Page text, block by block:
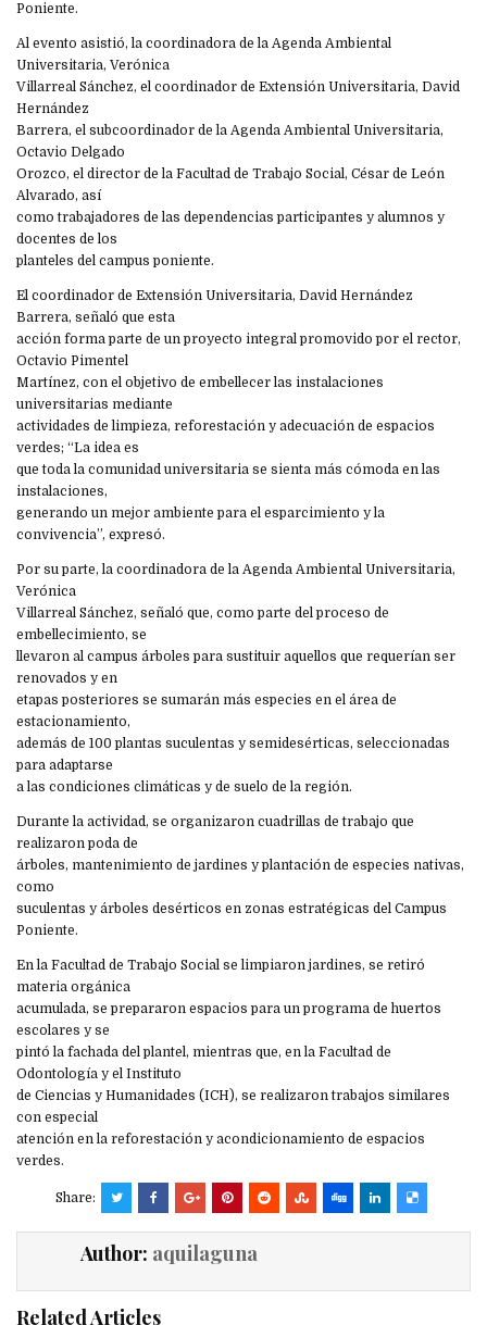
Poniente.
Al evento asistió, la coordinadora de la Agenda Ambiental
Universitaria, Verónica
Villarreal Sánchez, el coordinador de Extensión Universitaria, David
Hernández
Barrera, el subcoordinador de la Agenda Ambiental Universitaria,
Octavio Delgado
Orozco, el director de la Facultad de Trabajo Social, César de León
Alvarado, así
como trabajadores de las dependencias participantes y alumnos y
docentes de los
planteles del campus poniente.
El coordinador de Extensión Universitaria, David Hernández
Barrera, señaló que esta
acción forma parte de un proyecto integral promovido por el rector,
Octavio Pimentel
Martínez, con el objetivo de embellecer las instalaciones
universitarias mediante
actividades de limpieza, reforestación y adecuación de espacios
verdes; “La idea es
que toda la comunidad universitaria se sienta más cómoda en las
instalaciones,
generando un mejor ambiente para el esparcimiento y la
convivencia”, expresó.
Por su parte, la coordinadora de la Agenda Ambiental Universitaria,
Verónica
Villarreal Sánchez, señaló que, como parte del proceso de
embellecimiento, se
llevaron al campus árboles para sustituir aquellos que requerían ser
renovados y en
etapas posteriores se sumarán más especies en el área de
estacionamiento,
además de 100 plantas suculentas y semidesérticas, seleccionadas
para adaptarse
a las condiciones climáticas y de suelo de la región.
Durante la actividad, se organizaron cuadrillas de trabajo que
realizaron poda de
árboles, mantenimiento de jardines y plantación de especies nativas,
como
suculentas y árboles desérticos en zonas estratégicas del Campus
Poniente.
En la Facultad de Trabajo Social se limpiaron jardines, se retiró
materia orgánica
acumulada, se prepararon espacios para un programa de huertos
escolares y se
pintó la fachada del plantel, mientras que, en la Facultad de
Odontología y el Instituto
de Ciencias y Humanidades (ICH), se realizaron trabajos similares
con especial
atención en la reforestación y acondicionamiento de espacios
verdes.
Share:
Author: aquilaguna
Related Articles